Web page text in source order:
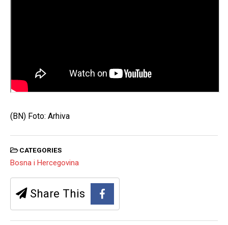
(BN) Foto: Arhiva
CATEGORIES
Bosna i Hercegovina
Share This